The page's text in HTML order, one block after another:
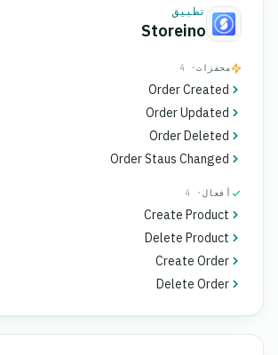
تطبيق
Storeino
محفزات· 4
Order Created
Order Updated
Order Deleted
Order Staus Changed
أفعال · 4
Create Product
Delete Product
Create Order
Delete Order